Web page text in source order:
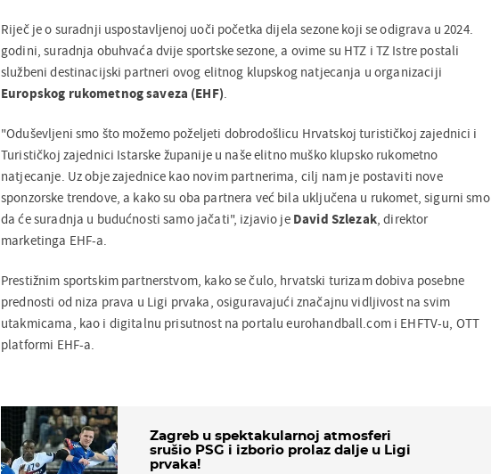
Riječ je o suradnji uspostavljenoj uoči početka dijela sezone koji se odigrava u 2024.
godini, suradnja obuhvaća dvije sportske sezone, a ovime su HTZ i TZ Istre postali
službeni destinacijski partneri ovog elitnog klupskog natjecanja u organizaciji
Europskog rukometnog saveza (EHF).
"Oduševljeni smo što možemo poželjeti dobrodošlicu Hrvatskoj turističkoj zajednici i
Turističkoj zajednici Istarske županije u naše elitno muško klupsko rukometno
natjecanje. Uz obje zajednice kao novim partnerima, cilj nam je postaviti nove
sponzorske trendove, a kako su oba partnera već bila uključena u rukomet, sigurni smo
da će suradnja u budućnosti samo jačati", izjavio je David Szlezak, direktor
marketinga EHF-a.
Prestižnim sportskim partnerstvom, kako se čulo, hrvatski turizam dobiva posebne
prednosti od niza prava u Ligi prvaka, osiguravajući značajnu vidljivost na svim
utakmicama, kao i digitalnu prisutnost na portalu eurohandball.com i EHFTV-u, OTT
platformi EHF-a.
Zagreb u spektakularnoj atmosferi
srušio PSG i izborio prolaz dalje u Ligi
prvaka!